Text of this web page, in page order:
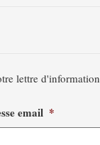
lettre d'information
email *